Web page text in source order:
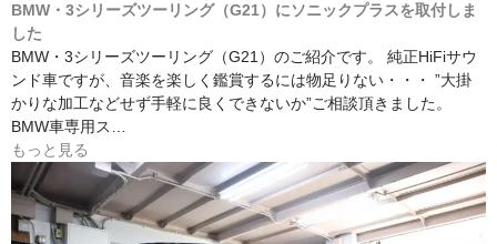
BMW・3シリーズツーリング（G21）にソニックプラスを取付しま
した
BMW・3シリーズツーリング（G21）のご紹介です。 純正HiFiサウ
ンド車ですが、音楽を楽しく鑑賞するには物足りない・・・ ”大掛
かりな加工などせず手軽に良くできないか”ご相談頂きました。
BMW車専用ス…
もっと見る